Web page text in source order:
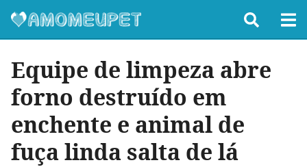
Equipe de limpeza abre
forno destruído em
enchente e animal de
fuça linda salta de lá